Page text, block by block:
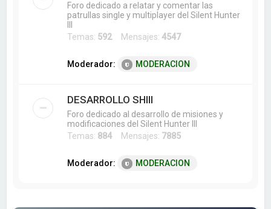
Foro dedicado a relatar y comentar las
patrullas single y multiplayer del Silent Hunter
Temas: 592Mensajes:4547
Moderador: MODERACION
DESARROLLO SHIII
Foro dedicado al desarrollo de misiones y
modificaciones del Silent Hunter III
Temas: 884 Mensajes: 7885
Moderador: MODERACION